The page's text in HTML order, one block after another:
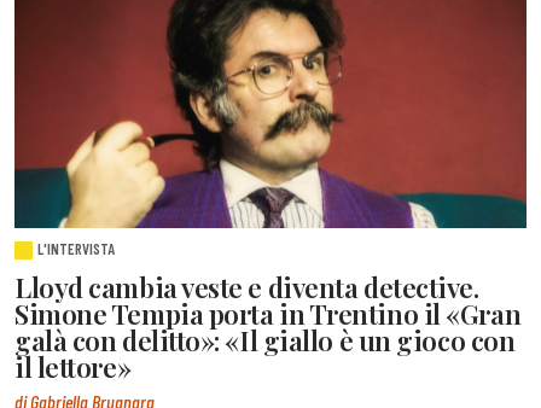
L'INTERVISTA
Lloyd cambia veste e diventa detective.
Simone Tempia porta in Trentino il «Gran
galà con delitto»: «Il giallo è un gioco con
il lettore»
di Gabriella Brugnara